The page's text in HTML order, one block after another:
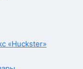
«Huckster»